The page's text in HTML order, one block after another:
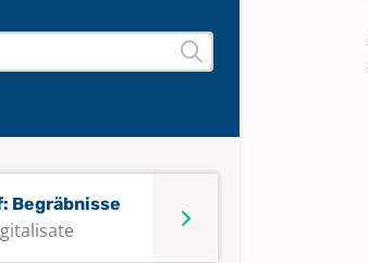
Begräbnisse